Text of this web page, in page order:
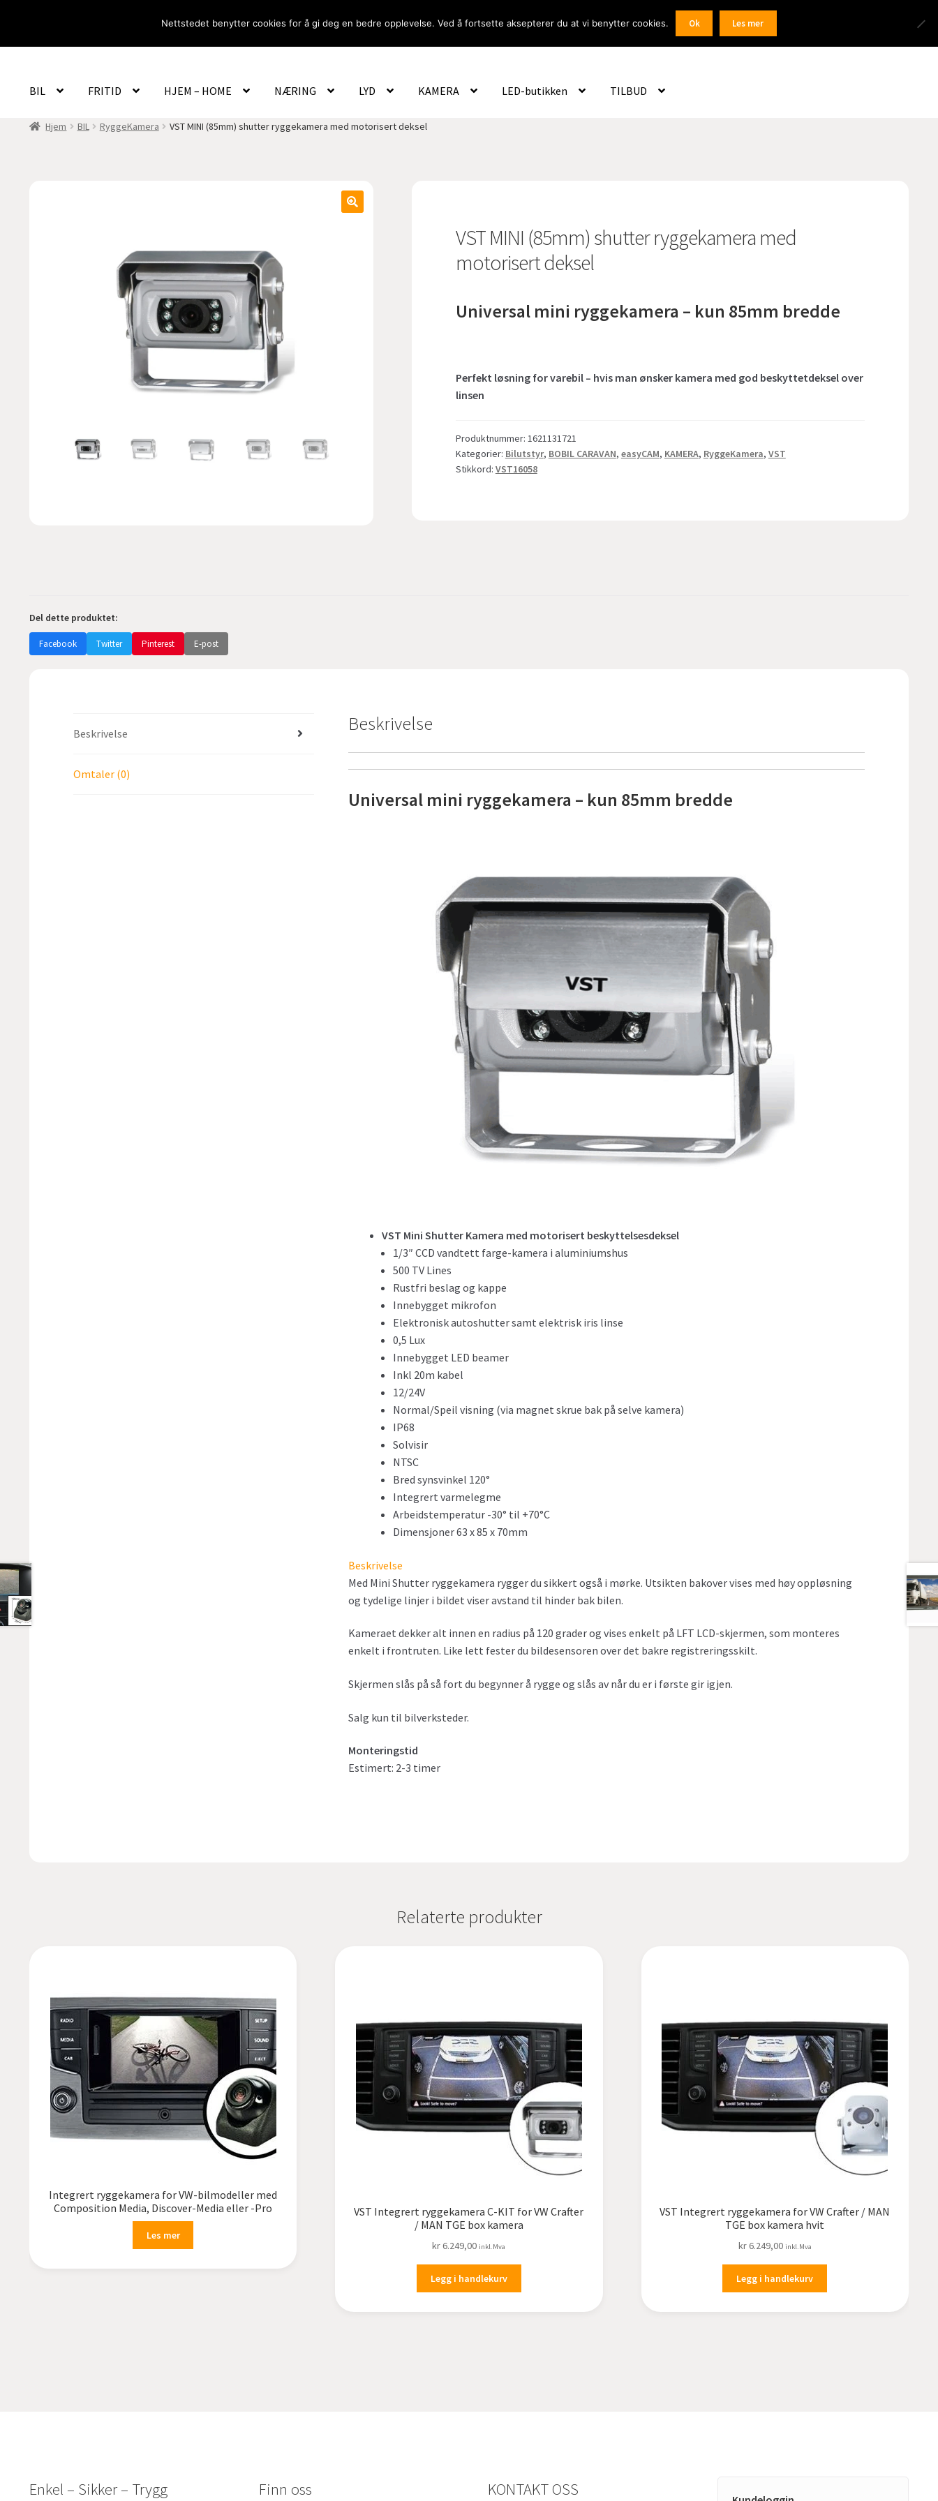
Om Oss Logg inn / Registrer
Products
search
BIL FRITID HJEM – HOME NÆRING LYD KAMERA LED-butikken TILBUD
Hjem BIL RyggeKamera VST MINI (85mm) shutter ryggekamera med motorisert deksel
VST MINI (85mm) shutter ryggekamera med
motorisert deksel
Universal mini ryggekamera – kun 85mm bredde
Perfekt løsning for varebil – hvis man ønsker kamera med god beskyttetdeksel over
linsen
Produktnummer: 1621131721
Kategorier: Bilutstyr, BOBIL CARAVAN, easyCAM, KAMERA, RyggeKamera, VST
Stikkord: VST16058
Del dette produktet:
Facebook Twitter Pinterest E-post
Beskrivelse
Omtaler (0)
Beskrivelse
Universal mini ryggekamera – kun 85mm bredde
VST Mini Shutter Kamera med motorisert beskyttelsesdeksel
1/3″ CCD vandtett farge-kamera i aluminiumshus
500 TV Lines
Rustfri beslag og kappe
Innebygget mikrofon
Elektronisk autoshutter samt elektrisk iris linse
0,5 Lux
Innebygget LED beamer
Inkl 20m kabel
12/24V
Normal/Speil visning (via magnet skrue bak på selve kamera)
IP68
Solvisir
NTSC
Bred synsvinkel 120°
Integrert varmelegme
Arbeidstemperatur -30° til +70°C
Dimensjoner 63 x 85 x 70mm
Beskrivelse
Med Mini Shutter ryggekamera rygger du sikkert også i mørke. Utsikten bakover vises med høy oppløsning
og tydelige linjer i bildet viser avstand til hinder bak bilen.
Kameraet dekker alt innen en radius på 120 grader og vises enkelt på LFT LCD-skjermen, som monteres
enkelt i frontruten. Like lett fester du bildesensoren over det bakre registreringsskilt.
Skjermen slås på så fort du begynner å rygge og slås av når du er i første gir igjen.
Salg kun til bilverksteder.
Monteringstid
Estimert: 2-3 timer
Relaterte produkter
Integrert ryggekamera for VW-bilmodeller med
Composition Media, Discover-Media eller -Pro
Les mer
VST Integrert ryggekamera C-KIT for VW Crafter
/ MAN TGE box kamera
kr 6.249,00 inkl.Mva
Legg i handlekurv
VST Integrert ryggekamera for VW Crafter / MAN
TGE box kamera hvit
kr6.249,00 inkl.Mva
Legg i handlekurv
Enkel – Sikker – Trygg Finn oss KONTAKT OSS
Nettstedet benytter cookies for å gi deg en bedre opplevelse. Ved å fortsette aksepterer du at vi benytter cookies. Ok Les mer